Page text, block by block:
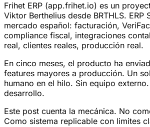
Frihet ERP (app.frihet.io) es un
Viktor Berthelius desde BRTHLS. ERP
mercado español: facturación,
compliance fiscal, integraciones
real, clientes reales, producción real.
En cinco meses, el producto ha
features mayores a producción. Un
humano en el hilo. Sin equipo
desarrollo.
Este post cuenta la mecánica. No
Como sistema replicable con limites